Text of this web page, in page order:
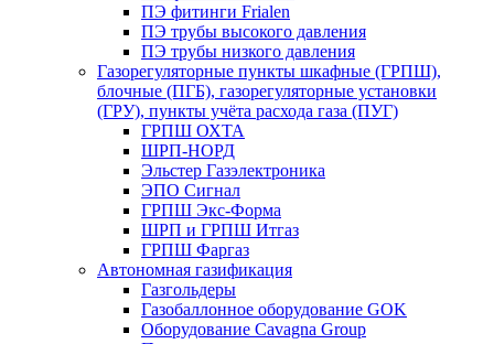
ПЭ фитинги Frialen
ПЭ трубы высокого давления
ПЭ трубы низкого давления
Газорегуляторные пункты шкафные (ГРПШ),
блочные (ПГБ), газорегуляторные установки
(ГРУ), пункты учёта расхода газа (ПУГ)
ГРПШ ОХТА
ШРП-НОРД
Эльстер Газэлектроника
ЭПО Сигнал
ГРПШ Экс-Форма
ШРП и ГРПШ Итгаз
ГРПШ Фаргаз
Автономная газификация
Газгольдеры
Газобаллонное оборудование GOK
Оборудование Cavagna Group